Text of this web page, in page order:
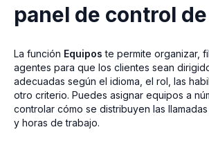
panel de control
La función Equipos te permite organizar,
agentes para que los clientes sean
adecuadas según el idioma, el rol, las
otro criterio. Puedes asignar equipos a
controlar cómo se distribuyen las
y horas de trabajo.